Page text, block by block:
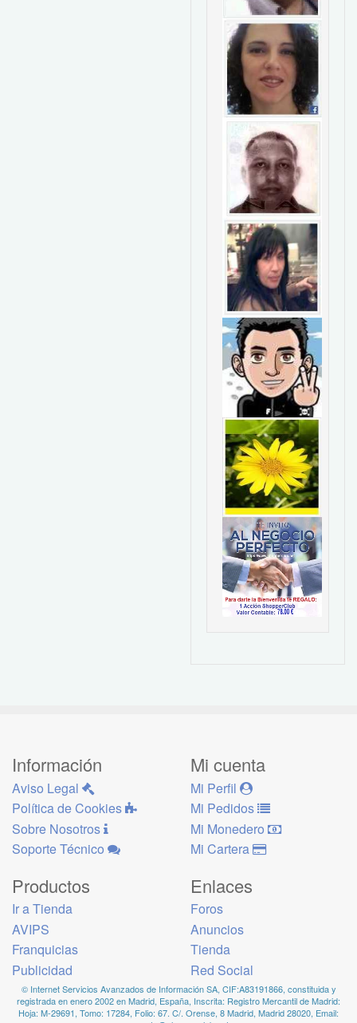
Información
Aviso Legal
Política de Cookies
Sobre Nosotros
Soporte Técnico
Mi cuenta
Mi Perfil
Mi Pedidos
Mi Monedero
Mi Cartera
Productos
Ir a Tienda
AVIPS
Franquicias
Publicidad
Enlaces
Foros
Anuncios
Tienda
Red Social
© Internet Servicios Avanzados de Información SA, CIF:A83191866, constituida y
registrada en enero 2002 en Madrid, España, Inscrita: Registro Mercantil de Madrid:
Hoja: M-29691, Tomo: 17284, Folio: 67. C/. Orense, 8 Madrid, Madrid 28020, Email: